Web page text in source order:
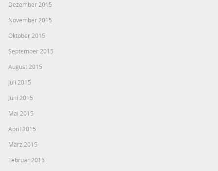
Dezember 2015
November 2015
Oktober 2015
September 2015
August 2015
Juli 2015
Juni 2015
Mai 2015
April 2015
März 2015
Februar 2015